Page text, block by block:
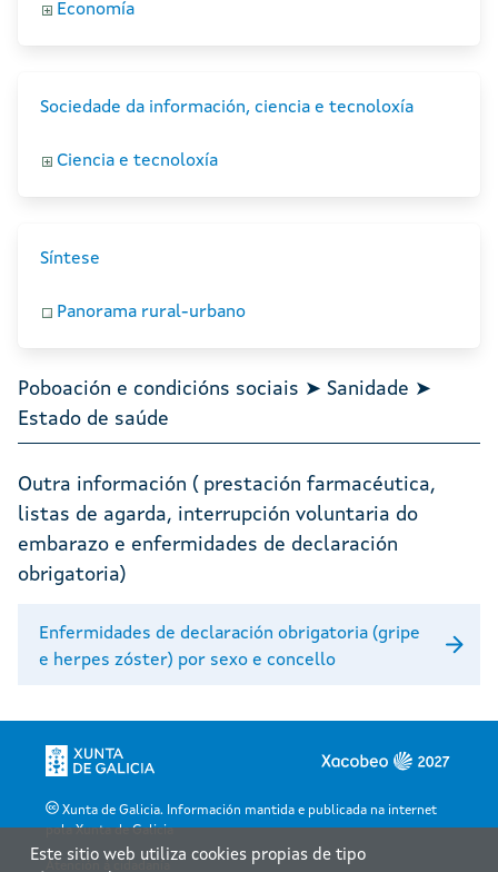
Economía
Sociedade da información, ciencia e tecnoloxía
Ciencia e tecnoloxía
Síntese
Panorama rural-urbano
Poboación e condicións sociais ➤ Sanidade ➤
Estado de saúde
Outra información ( prestación farmacéutica,
listas de agarda, interrupción voluntaria do
embarazo e enfermidades de declaración
obrigatoria)
Enfermidades de declaración obrigatoria (gripe
e herpes zóster) por sexo e concello
Xunta de Galicia. Información mantida e publicada na internet
pola Xunta de Galicia
Este sitio web utiliza cookies propias de tipo